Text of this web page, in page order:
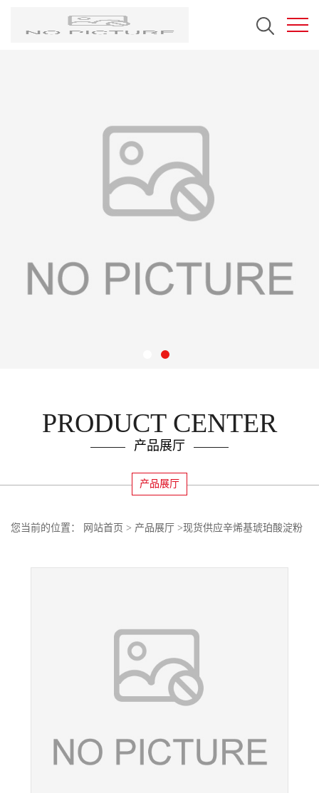
PRODUCT CENTER
产品展厅
产品展厅
您当前的位置： 网站首页 > 产品展厅 >现货供应辛烯基琥珀酸淀粉